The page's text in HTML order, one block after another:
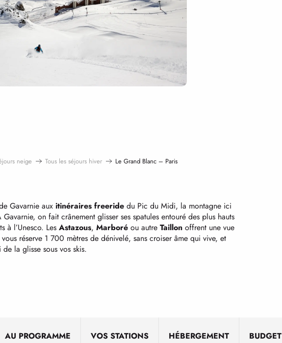
neige Tous les séjours hiver Le Grand Blanc – Paris
Gavarnie aux itinéraires freeride du Pic du Midi, la montagne ici
Gavarnie, on fait crânement glisser ses spatules entouré des plus hauts
à l’Unesco. Les Astazous, Marboré ou autre Taillon offrent une vue
réserve 1 700 mètres de dénivelé, sans croiser âme qui vive, et
la glisse sous vos skis.
AU PROGRAMME VOS STATIONS HÉBERGEMENT BUDGET